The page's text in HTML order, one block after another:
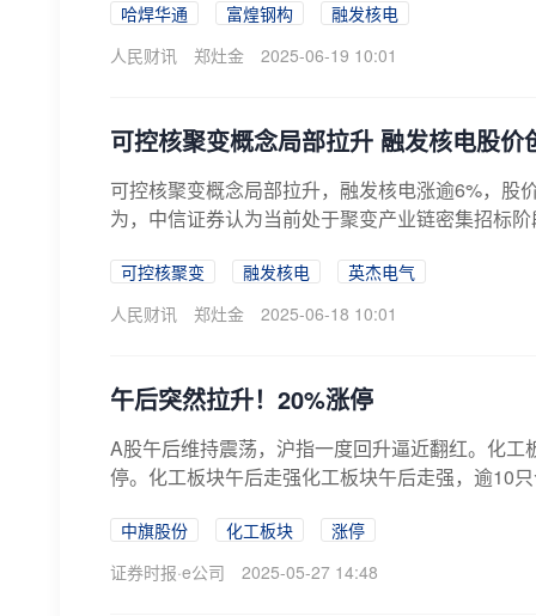
哈焊华通 富煌钢构
融发核电
人民财讯
郑灶金 2025-06-19 10:01
可控核聚变概念局部拉升 融发核电股价
可控核聚变概念局部拉升，融发核电涨逾6%，股
为，中信证券认为当前处于聚变产业链密集招标
可控核聚变 融发核电
英杰电气
人民财讯
郑灶金 2025-06-18 10:01
午后突然拉升！20%涨停
A股午后维持震荡，沪指一度回升逼近翻红。化
停。化工板块午后走强化工板块午后走强，逾10
中旗股份 化工板块
涨停
证券时报·e公司
2025-05-27 14:48